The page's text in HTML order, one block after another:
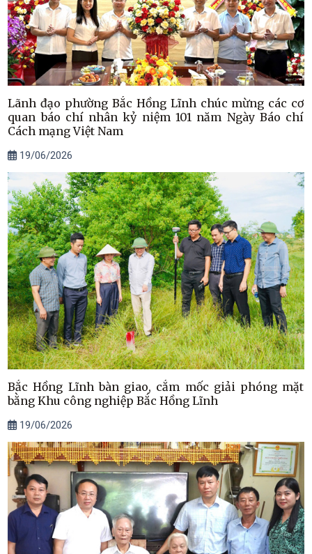
Lãnh đạo phường Bắc Hồng Lĩnh chúc mừng các cơ
quan báo chí nhân kỷ niệm 101 năm Ngày Báo chí
Cách mạng Việt Nam
19/06/2026
Bắc Hồng Lĩnh bàn giao, cắm mốc giải phóng mặt
bằng Khu công nghiệp Bắc Hồng Lĩnh
19/06/2026